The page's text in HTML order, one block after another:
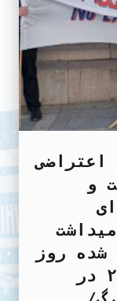
اعتراضی
و
شده روز
شنبه ۳ ماه فوریه ۲۰۲۴ در